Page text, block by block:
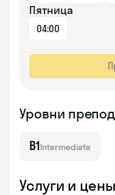
Пятница
04:00
Уровни
B1Intermediate
Услуги и цены